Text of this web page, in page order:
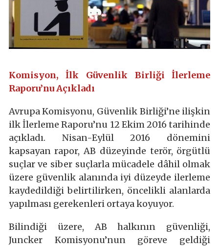
Komisyon, İlk Güvenlik Birliği İlerleme
Raporu’nu Açıkladı
Avrupa Komisyonu, Güvenlik Birliği’ne ilişkin
ilk İlerleme Raporu’nu 12 Ekim 2016 tarihinde
açıkladı. Nisan-Eylül 2016 dönemini
kapsayan rapor, AB düzeyinde terör, örgütlü
suçlar ve siber suçlarla mücadele dâhil olmak
üzere güvenlik alanında iyi düzeyde ilerleme
kaydedildiği belirtilirken, öncelikli alanlarda
yapılması gerekenleri ortaya koyuyor.
Bilindiği üzere, AB halkının güvenliği,
Juncker Komisyonu’nun göreve geldiği